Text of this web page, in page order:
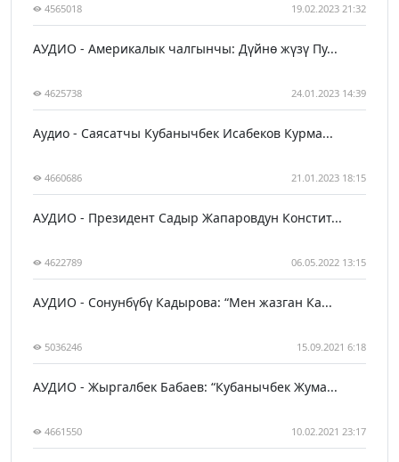
4565018 19.02.2023 21:32
АУДИО - Америкалык чалгынчы: Дүйнө жүзү Пу...
4625738 24.01.2023 14:39
Аудио - Саясатчы Кубанычбек Исабеков Курма...
4660686 21.01.2023 18:15
АУДИО - Президент Садыр Жапаровдун Констит...
4622789 06.05.2022 13:15
АУДИО - Сонунбүбү Кадырова: “Мен жазган Ка...
5036246 15.09.2021 6:18
АУДИО - Жыргалбек Бабаев: “Кубанычбек Жума...
4661550 10.02.2021 23:17